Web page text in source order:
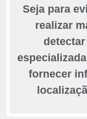
Seja para
realizar
fornecer